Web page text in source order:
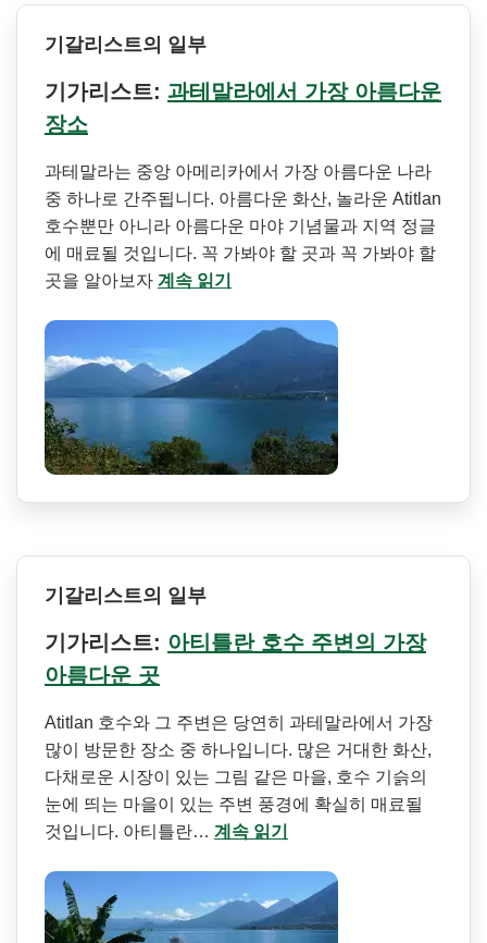
기갈리스트의 일부
기가리스트: 과테말라에서 가장 아름다운
장소
과테말라는 중앙 아메리카에서 가장 아름다운 나라
중 하나로 간주됩니다. 아름다운 화산, 놀라운 Atitlan
호수뿐만 아니라 아름다운 마야 기념물과 지역 정글
에 매료될 것입니다. 꼭 가봐야 할 곳과 꼭 가봐야 할
곳을 알아보자 계속 읽기
기갈리스트의 일부
기가리스트: 아티틀란 호수 주변의 가장
아름다운 곳
Atitlan 호수와 그 주변은 당연히 과테말라에서 가장
많이 방문한 장소 중 하나입니다. 많은 거대한 화산,
다채로운 시장이 있는 그림 같은 마을, 호수 기슭의
눈에 띄는 마을이 있는 주변 풍경에 확실히 매료될
것입니다. 아티틀란… 계속 읽기